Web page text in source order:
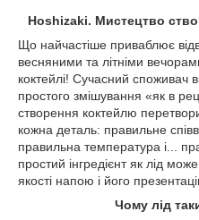
Hoshizaki. Мистецтво
Що найчастіше приваблює
весняними та літніми
коктейлі! Сучасний споживач
простого змішування «як в
створення коктейлю
кожна деталь: правильне
правильна температура і...
простий інгредієнт як лід
якості напою і його
Чому лід